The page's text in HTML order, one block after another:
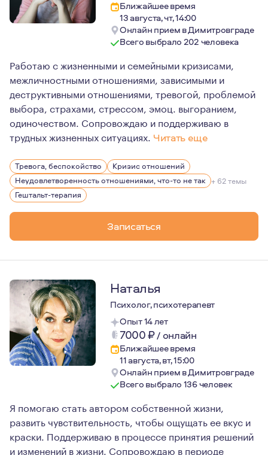
Ближайшее время
13 августа, чт, 14:00
Онлайн прием в Димитровграде
Всего выбрало 202 человека
Работаю с жизненными и семейными кризисами,
межличностными отношениями, зависимыми и
деструктивными отношениями, тревогой, проблемой
выбора, страхами, стрессом, эмоц. выгоранием,
одиночеством. Сопровождаю и поддерживаю в
трудных жизненных ситуациях. Читать еще
Я пришла в психологию в момент проживания
На данный момент я имею достаточно опыта, знаний и
Люблю жизнь во всём её многообразии, активные
17 лет в стабильных отношениях, воспитываю 3 детей
Тревога, беспокойство
Кризис отношений
Неудовлетворенность отношениями, что-то не так + 62 темы
Гештальт-терапия
Записаться
Наталья
Психолог, психотерапевт
Опыт 14 лет
7000₽/ онлайн
Ближайшее время
11 августа, вт, 15:00
Онлайн прием в Димитровграде
Всего выбрало 136 человек
Я помогаю стать автором собственной жизни,
развить чувствительность, чтобы ощущать ее вкус и
краски. Поддерживаю в процессе принятия решений
и изменений в жизни. Сопровождаю в периоде